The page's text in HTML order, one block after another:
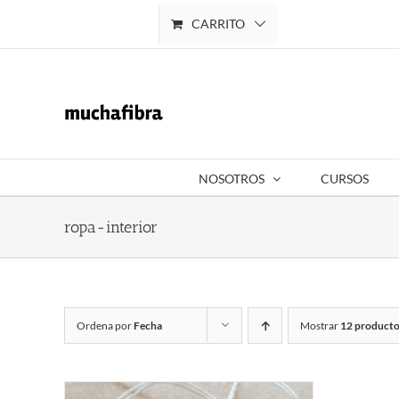
CARRITO
NOSOTROS CURSOS
ropa-interior
Ordena porFecha Mostrar 12